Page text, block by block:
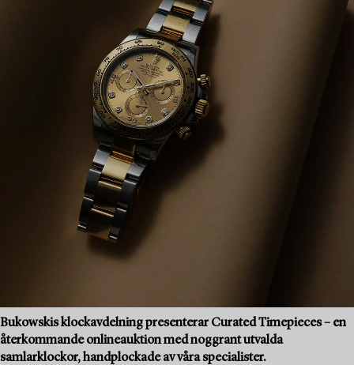
Bukowskis klockavdelning presenterar Curated Timepieces – en
återkommande onlineauktion med noggrant utvalda
samlarklockor, handplockade av våra specialister.